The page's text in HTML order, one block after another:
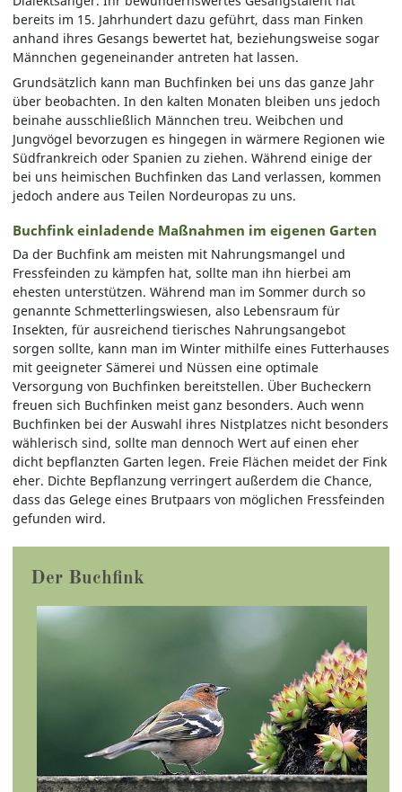
bereits im 15. Jahrhundert dazu geführt, dass man Finken
anhand ihres Gesangs bewertet hat, beziehungsweise sogar
Männchen gegeneinander antreten hat lassen.
Grundsätzlich kann man Buchfinken bei uns das ganze Jahr
über beobachten. In den kalten Monaten bleiben uns jedoch
beinahe ausschließlich Männchen treu. Weibchen und
Jungvögel bevorzugen es hingegen in wärmere Regionen wie
Südfrankreich oder Spanien zu ziehen. Während einige der
bei uns heimischen Buchfinken das Land verlassen, kommen
jedoch andere aus Teilen Nordeuropas zu uns.
Buchfink einladende Maßnahmen im eigenen Garten
Da der Buchfink am meisten mit Nahrungsmangel und
Fressfeinden zu kämpfen hat, sollte man ihn hierbei am
ehesten unterstützen. Während man im Sommer durch so
genannte Schmetterlingswiesen, also Lebensraum für
Insekten, für ausreichend tierisches Nahrungsangebot
sorgen sollte, kann man im Winter mithilfe eines Futterhauses
mit geeigneter Sämerei und Nüssen eine optimale
Versorgung von Buchfinken bereitstellen. Über Bucheckern
freuen sich Buchfinken meist ganz besonders. Auch wenn
Buchfinken bei der Auswahl ihres Nistplatzes nicht besonders
wählerisch sind, sollte man dennoch Wert auf einen eher
dicht bepflanzten Garten legen. Freie Flächen meidet der Fink
eher. Dichte Bepflanzung verringert außerdem die Chance,
dass das Gelege eines Brutpaars von möglichen Fressfeinden
gefunden wird.
Der Buchfink